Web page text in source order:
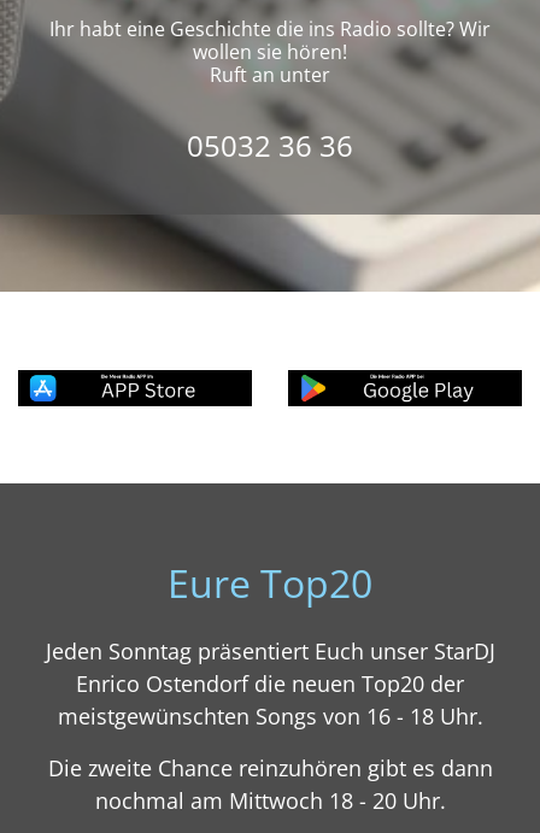
Ihr habt eine Geschichte die ins Radio sollte? Wir
wollen sie hören!
Ruft an unter
05032 36 36
Eure Top20
Jeden Sonntag präsentiert Euch unser StarDJ
Enrico Ostendorf die neuen Top20 der
meistgewünschten Songs von 16 - 18 Uhr.
Die zweite Chance reinzuhören gibt es dann
nochmal am Mittwoch 18 - 20 Uhr.